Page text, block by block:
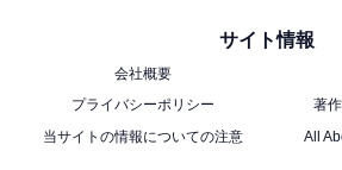
サイト情報
会社概要
プライバシーポリシー
著
当サイトの情報についての注意
All